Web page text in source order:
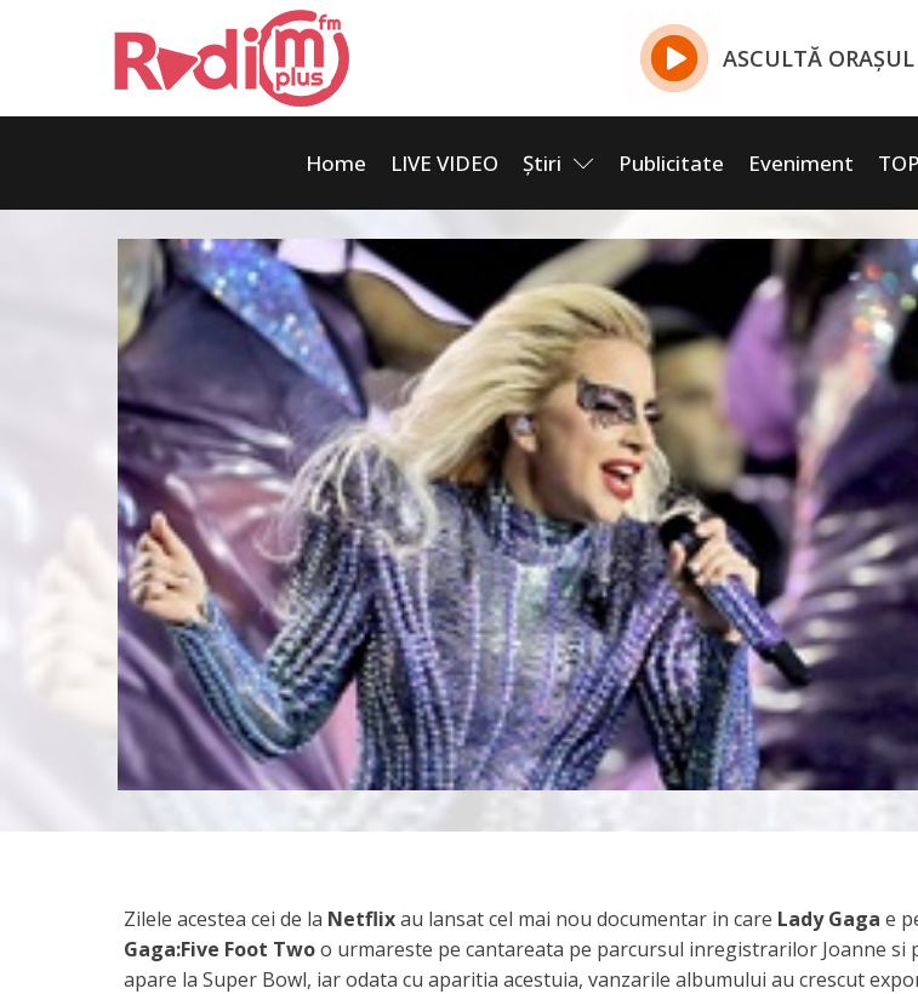
ASCULTĂ ORAȘUL
Home LIVE VIDEO Știri Publicitate Eveniment
Zilele acestea cei de la Netflixau lansat cel mai nou documentar in care Lady Gaga e
Gaga:Five Foot Twoo urmareste pe cantareata pe parcursul inregistrarilor Joanne si
apare la Super Bowl, iar odata cu aparitia acestuia, vanzarile albumului au crescut